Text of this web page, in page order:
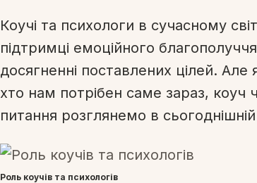
Коучі та психологи в сучасному
підтримці емоційного
досягненні поставлених цілей.
хто нам потрібен саме зараз, коуч
питання розглянемо в сьогоднішній
Роль коучів та психологів